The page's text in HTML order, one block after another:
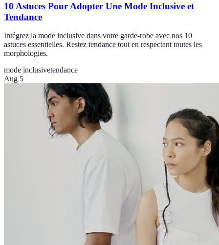
10 Astuces Pour Adopter Une Mode Inclusive et
Tendance
Intégrez la mode inclusive dans votre garde-robe avec nos 10
astuces essentielles. Restez tendance tout en respectant toutes les
morphologies.
mode inclusivetendance
Aug 5